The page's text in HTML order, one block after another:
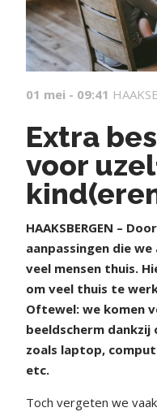
01 mei - 09:41
Extra
voor
HAAKSBERGEN –
aanpassingen die
veel mensen thuis.
om veel thuis te
Oftewel: we komen
beeldscherm dankzij
zoals laptop,
etc.
Toch vergeten we